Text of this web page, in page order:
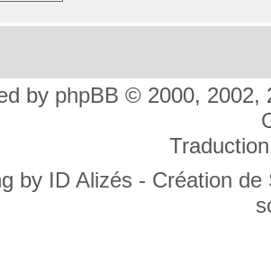
by phpBB © 2000, 2002,
by ID Alizés - Création